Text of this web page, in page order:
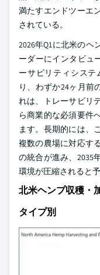
満たすエンドツーエ
されている。
2026年Q1に北米のヘ
ーダーにインタビュ
ーサビリティシス
り、わずか24ヶ月前
れは、トレーサビリ
ら商業的な必須要件
ます。長期的には、
複数の農場に対応す
の統合が進み、2035
環境が圧縮されると予
北米ヘンプ収穫・
タイプ別